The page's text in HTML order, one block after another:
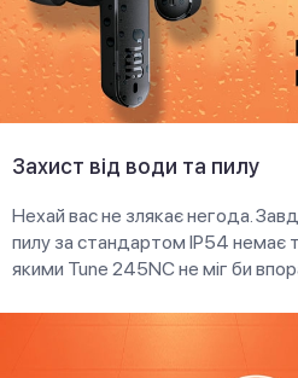
Захист від води та пилу
Нехай вас не злякає негода.
пилу за стандартом IP54 немає
якими Tune 245NC не міг би